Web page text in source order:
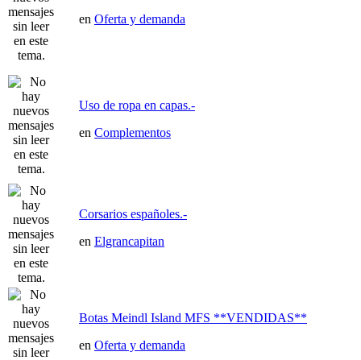
en Oferta y demanda
Uso de ropa en capas.-
en Complementos
Corsarios españoles.-
en Elgrancapitan
Botas Meindl Island MFS **VENDIDAS**
en Oferta y demanda